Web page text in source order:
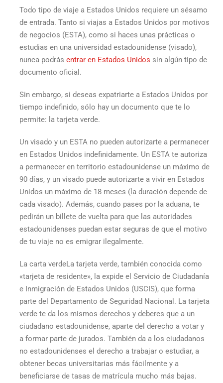
Todo tipo de viaje a Estados Unidos requiere un sésamo
de entrada. Tanto si viajas a Estados Unidos por motivos
de negocios (ESTA), como si haces unas prácticas o
estudias en una universidad estadounidense (visado),
nunca podrás entrar en Estados Unidos sin algún tipo de
documento oficial.
Sin embargo, si deseas expatriarte a Estados Unidos por
tiempo indefinido, sólo hay un documento que te lo
permite: la tarjeta verde.
Un visado y un ESTA no pueden autorizarte a permanecer
en Estados Unidos indefinidamente. Un ESTA te autoriza
a permanecer en territorio estadounidense un máximo de
90 días, y un visado puede autorizarte a vivir en Estados
Unidos un máximo de 18 meses (la duración depende de
cada visado). Además, cuando pases por la aduana, te
pedirán un billete de vuelta para que las autoridades
estadounidenses puedan estar seguras de que el motivo
de tu viaje no es emigrar ilegalmente.
La carta verdeLa tarjeta verde, también conocida como
«tarjeta de residente», la expide el Servicio de Ciudadanía
e Inmigración de Estados Unidos (USCIS), que forma
parte del Departamento de Seguridad Nacional. La tarjeta
verde te da los mismos derechos y deberes que a un
ciudadano estadounidense, aparte del derecho a votar y
a formar parte de jurados. También da a los ciudadanos
no estadounidenses el derecho a trabajar o estudiar, a
obtener becas universitarias más fácilmente y a
beneficiarse de tasas de matrícula mucho más bajas.